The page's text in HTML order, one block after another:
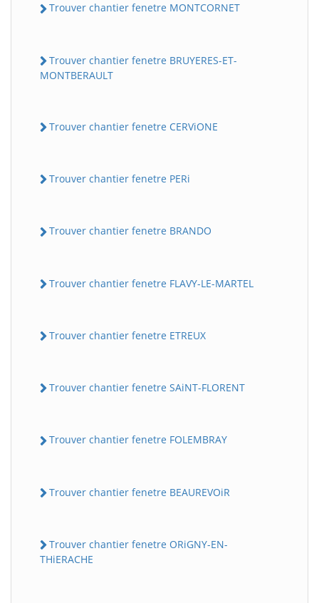
Trouver chantier fenetre MONTCORNET
Trouver chantier fenetre BRUYERES-ET-
MONTBERAULT
Trouver chantier fenetre CERViONE
Trouver chantier fenetre PERi
Trouver chantier fenetre BRANDO
Trouver chantier fenetre FLAVY-LE-MARTEL
Trouver chantier fenetre ETREUX
Trouver chantier fenetre SAiNT-FLORENT
Trouver chantier fenetre FOLEMBRAY
Trouver chantier fenetre BEAUREVOiR
Trouver chantier fenetre ORiGNY-EN-
THiERACHE